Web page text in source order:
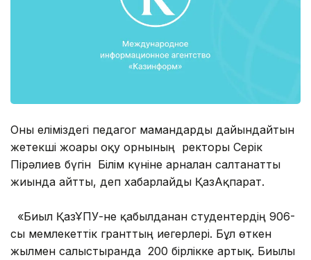
Оны еліміздегі педагог мамандарды дайындайтын
жетекші жоғары оқу орнының ректоры Серік
Пірәлиев бүгін Білім күніне арналған салтанатты
жиында айтты, деп хабарлайды ҚазАқпарат.
«Биыл ҚазҰПУ-не қабылданған студентердің 906-
сы мемлекеттік гранттың иегерлері. Бұл өткен
жылмен салыстырғанда 200 бірлікке артық. Биылғы